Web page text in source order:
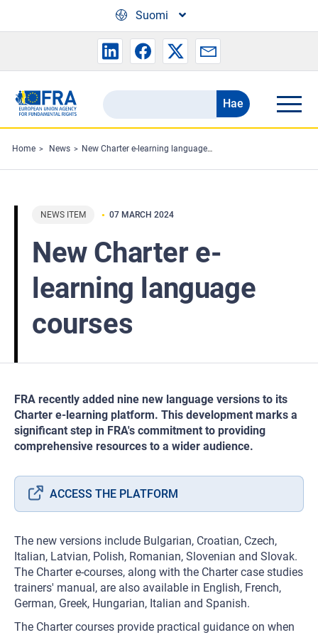
Suomi
Search
the
FRA
website
Hae
Home News New Charter e-learning language courses
NEWS ITEM 07 MARCH 2024
New Charter e-
learning language
courses
FRA recently added nine new language versions to its
Charter e-learning platform. This development marks a
significant step in FRA's commitment to providing
comprehensive resources to a wider audience.
ACCESS THE PLATFORM
The new versions include Bulgarian, Croatian, Czech,
Italian, Latvian, Polish, Romanian, Slovenian and Slovak.
The Charter e-courses, along with the Charter case studies
trainers' manual, are also available in English, French,
German, Greek, Hungarian, Italian and Spanish.
The Charter courses provide practical guidance on when